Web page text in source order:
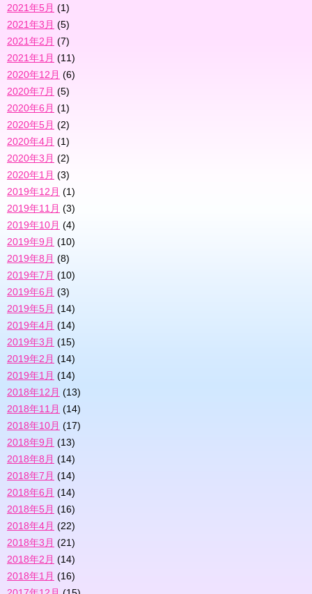
2021年5月 (1)
2021年3月 (5)
2021年2月 (7)
2021年1月 (11)
2020年12月 (6)
2020年7月 (5)
2020年6月 (1)
2020年5月 (2)
2020年4月 (1)
2020年3月 (2)
2020年1月 (3)
2019年12月 (1)
2019年11月 (3)
2019年10月 (4)
2019年9月 (10)
2019年8月 (8)
2019年7月 (10)
2019年6月 (3)
2019年5月 (14)
2019年4月 (14)
2019年3月 (15)
2019年2月 (14)
2019年1月 (14)
2018年12月 (13)
2018年11月 (14)
2018年10月 (17)
2018年9月 (13)
2018年8月 (14)
2018年7月 (14)
2018年6月 (14)
2018年5月 (16)
2018年4月 (22)
2018年3月 (21)
2018年2月 (14)
2018年1月 (16)